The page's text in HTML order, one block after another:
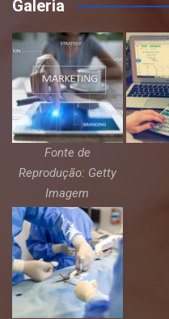
Galeria
Fonte de
Reprodução: Getty
Imagem